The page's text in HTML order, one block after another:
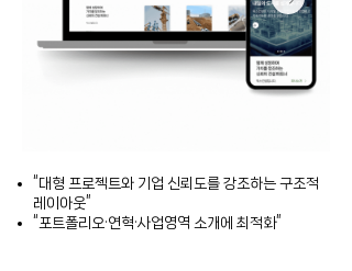
“대형 프로젝트와 기업 신뢰도를 강조하는 구조적
레이아웃”
“포트폴리오·연혁·사업영역 소개에 최적화”